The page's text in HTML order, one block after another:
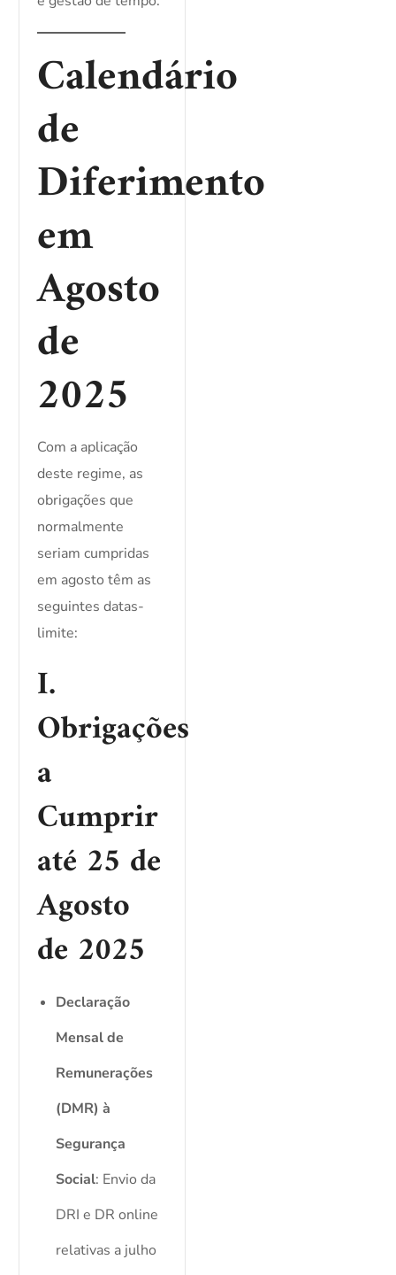
Calendário
de
Diferimento
em
Agosto
de
2025
Com a aplicação
deste regime, as
obrigações que
normalmente
seriam cumpridas
em agosto têm as
seguintes datas-
limite:
I.
Obrigações
a
Cumprir
até 25 de
Agosto
de 2025
Declaração
Mensal de
Remunerações
(DMR) à
Segurança
Social: Envio da
DRI e DR online
relativas a julho